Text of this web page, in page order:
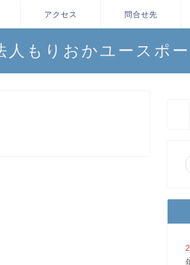
アクセス 問合せ先
人もりおかユースポー